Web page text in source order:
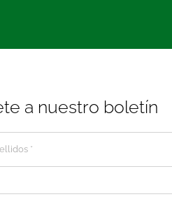
a nuestro boletín